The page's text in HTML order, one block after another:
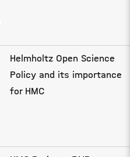
Helmholtz Open Science
Policy and its importance
for HMC